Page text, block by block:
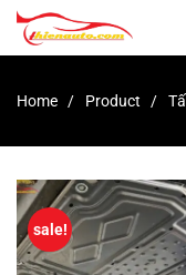
Home Product
sale!